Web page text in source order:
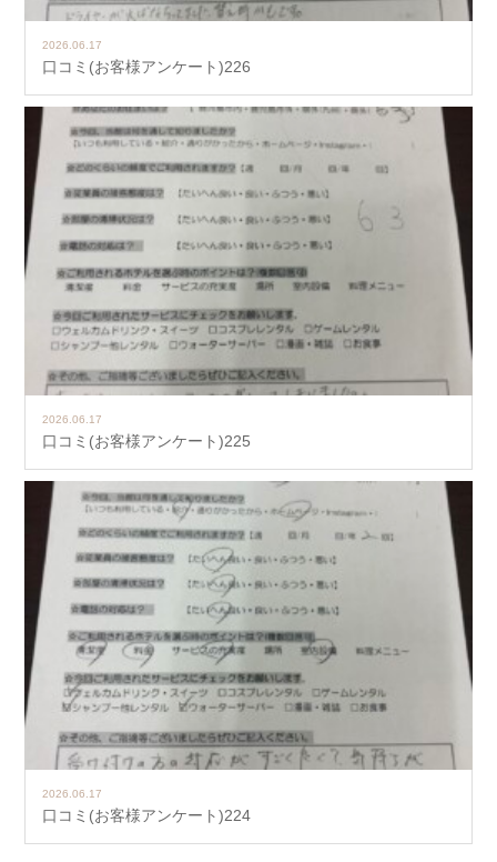
2026.06.17
口コミ(お客様アンケート)226
2026.06.17
口コミ(お客様アンケート)225
2026.06.17
口コミ(お客様アンケート)224